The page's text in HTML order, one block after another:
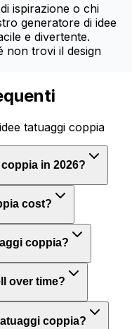
ispirazione o chi
generatore di idee
e divertente.
non trovi il design
tatuaggi coppia
in 2026?
cost?
coppia?
over time?
coppia?